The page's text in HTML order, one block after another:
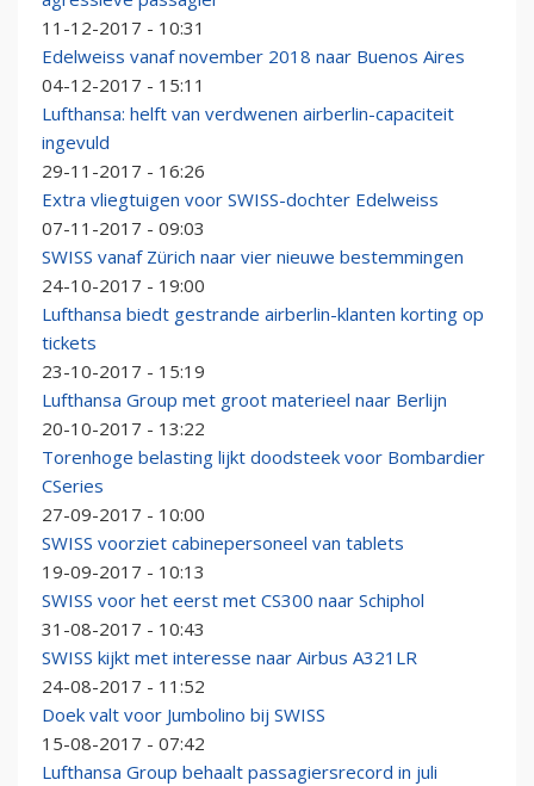
11-12-2017 - 10:31
Edelweiss vanaf november 2018 naar Buenos Aires
04-12-2017 - 15:11
Lufthansa: helft van verdwenen airberlin-capaciteit
ingevuld
29-11-2017 - 16:26
Extra vliegtuigen voor SWISS-dochter Edelweiss
07-11-2017 - 09:03
SWISS vanaf Zürich naar vier nieuwe bestemmingen
24-10-2017 - 19:00
Lufthansa biedt gestrande airberlin-klanten korting op
tickets
23-10-2017 - 15:19
Lufthansa Group met groot materieel naar Berlijn
20-10-2017 - 13:22
Torenhoge belasting lijkt doodsteek voor Bombardier
CSeries
27-09-2017 - 10:00
SWISS voorziet cabinepersoneel van tablets
19-09-2017 - 10:13
SWISS voor het eerst met CS300 naar Schiphol
31-08-2017 - 10:43
SWISS kijkt met interesse naar Airbus A321LR
24-08-2017 - 11:52
Doek valt voor Jumbolino bij SWISS
15-08-2017 - 07:42
Lufthansa Group behaalt passagiersrecord in juli